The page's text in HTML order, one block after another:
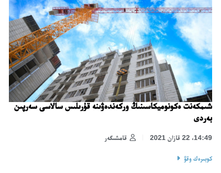
شىمكەنت ەكونوميكاسىنىڭ وركەندەۋىنە قۇرىلىس سالاسى سەرپىن
بەردى
قامشىگەر 14:49، 22 قازان 2021
كوبىرەك وقۋ